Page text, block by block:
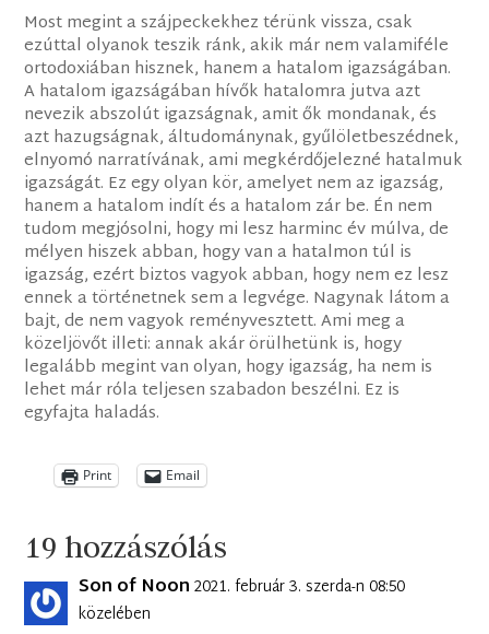
Most megint a szájpeckekhez térünk vissza, csak
ezúttal olyanok teszik ránk, akik már nem valamiféle
ortodoxiában hisznek, hanem a hatalom igazságában.
A hatalom igazságában hívők hatalomra jutva azt
nevezik abszolút igazságnak, amit ők mondanak, és
azt hazugságnak, áltudománynak, gyűlöletbeszédnek,
elnyomó narratívának, ami megkérdőjelezné hatalmuk
igazságát. Ez egy olyan kör, amelyet nem az igazság,
hanem a hatalom indít és a hatalom zár be. Én nem
tudom megjósolni, hogy mi lesz harminc év múlva, de
mélyen hiszek abban, hogy van a hatalmon túl is
igazság, ezért biztos vagyok abban, hogy nem ez lesz
ennek a történetnek sem a legvége. Nagynak látom a
bajt, de nem vagyok reményvesztett. Ami meg a
közeljövőt illeti: annak akár örülhetünk is, hogy
legalább megint van olyan, hogy igazság, ha nem is
lehet már róla teljesen szabadon beszélni. Ez is
egyfajta haladás.
Print Email
19 hozzászólás
Son of Noon 2021. február 3. szerda-n 08:50
közelében